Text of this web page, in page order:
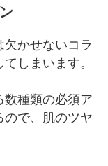
かせないコラ
しまいます。
種類の必須ア
ので、肌のツヤ